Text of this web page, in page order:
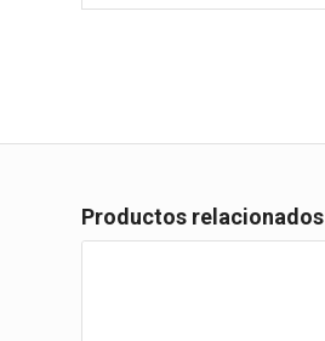
Productos relacionados